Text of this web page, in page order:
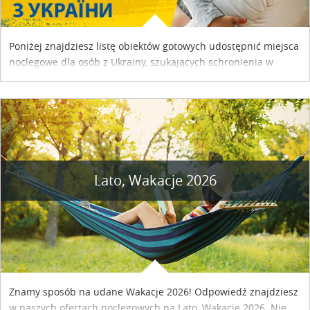
Poniżej znajdziesz listę obiektów gotowych udostępnić miejsca
noclegowe dla osób z Ukrainy, szukających schronienia w
Lato, Wakacje 2026
Znamy sposób na udane Wakacje 2026! Odpowiedź znajdziesz